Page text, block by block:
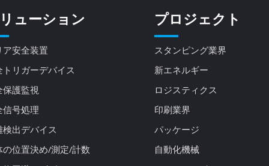
ューション
ア安全装置
トリガーデバイス
保護監視
信号処理
検出デバイス
の位置決め/測定/計数
プロジェクト
スタンピング業界
新エネルギー
ロジスティクス
印刷業界
パッケージ
自動化機械